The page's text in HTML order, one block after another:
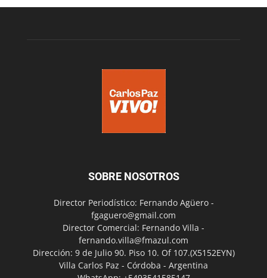
SOBRE NOSOTROS
Director Periodístico: Fernando Agüero -
fgaguero@gmail.com
Director Comercial: Fernando Villa -
fernando.villa@fmazul.com
Dirección: 9 de Julio 90. Piso 10. Of 107.(X5152EYN)
Villa Carlos Paz - Córdoba - Argentina